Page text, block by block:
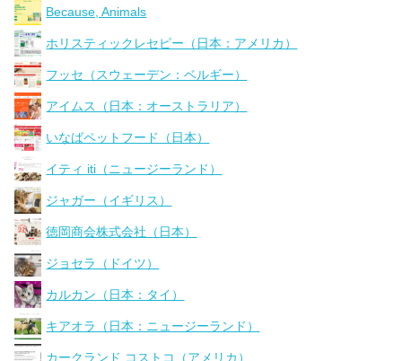
Because, Animals
ホリスティックレセピー（日本：アメリカ）
フッセ（スウェーデン：ベルギー）
アイムス（日本：オーストラリア）
いなばペットフード（日本）
イティ iti（ニュージーランド）
ジャガー（イギリス）
徳岡商会株式会社（日本）
ジョセラ（ドイツ）
カルカン（日本：タイ）
キアオラ（日本：ニュージーランド）
カークランド コストコ（アメリカ）